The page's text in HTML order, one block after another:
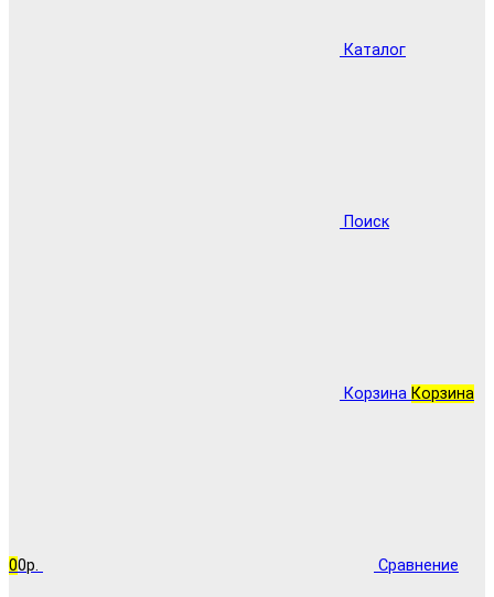
Каталог
Поиск
Корзина Корзина
00р. Сравнение